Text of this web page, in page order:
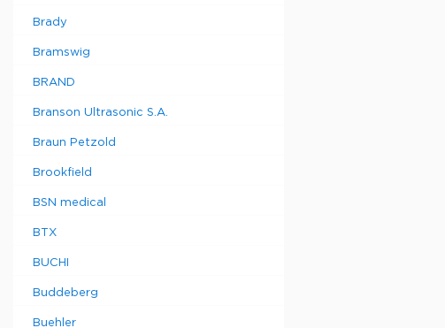
Brady
Bramswig
BRAND
Branson Ultrasonic S.A.
Braun Petzold
Brookfield
BSN medical
BTX
BUCHI
Buddeberg
Buehler